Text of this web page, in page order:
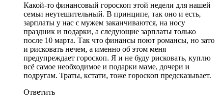
Какой-то финансовый гороскоп этой недели для нашей
семьи неутешительный. В принципе, так оно и есть,
зарплаты у нас с мужем заканчиваются, на носу
праздник и подарки, а следующие зарплаты только
после 10 марта. Так что финансы поют романсы, но зато
и рисковать нечем, а именно об этом меня
предупреждает гороскоп. Я и не буду рисковать, куплю
всё самое необходимое и подарки маме, дочери и
подругам. Траты, кстати, тоже гороскоп предсказывает.
Ответить